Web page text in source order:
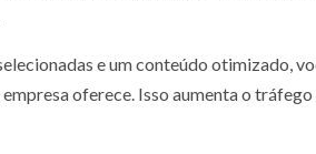
e um conteúdo otimizado,
oferece. Isso aumenta o